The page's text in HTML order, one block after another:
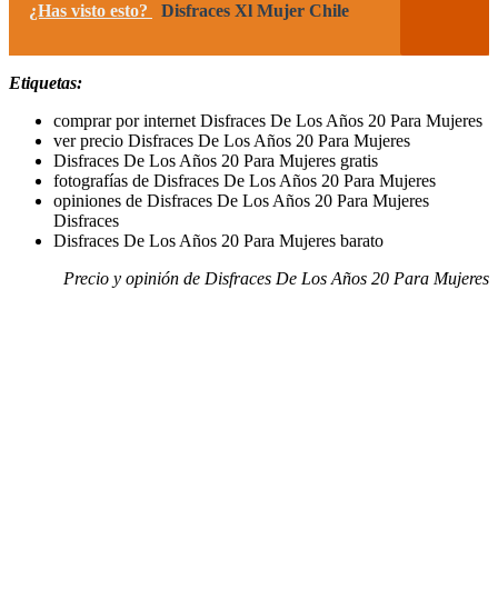
¿Has visto esto? Disfraces Xl Mujer Chile
Etiquetas:
comprar por internet Disfraces De Los Años 20 Para Mujeres
ver precio Disfraces De Los Años 20 Para Mujeres
Disfraces De Los Años 20 Para Mujeres gratis
fotografías de Disfraces De Los Años 20 Para Mujeres
opiniones de Disfraces De Los Años 20 Para Mujeres
Disfraces
Disfraces De Los Años 20 Para Mujeres barato
Precio y opinión de Disfraces De Los Años 20 Para Mujeres